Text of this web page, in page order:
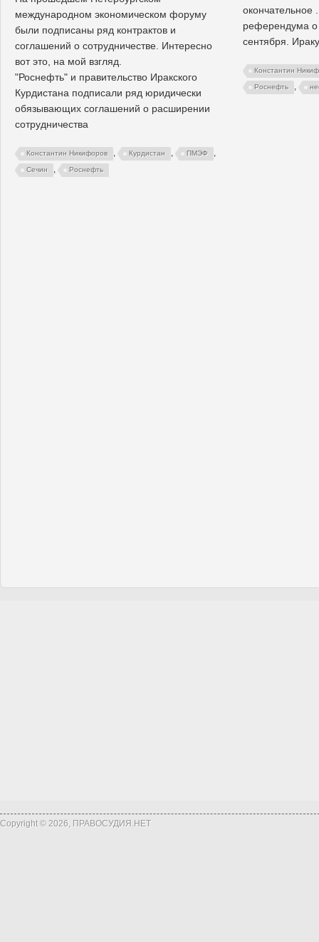
окончательное
референдума о
сентября.
Константин
Роснефть ,
международном экономическом форуму
были подписаны ряд контрактов и
соглашений о сотрудничестве. Интересно
вот это, на мой взгляд.
"Роснефть" и правительство Иракского
Курдистана подписали ряд юридически
обязывающих соглашений о расширении
сотрудничества
Константин Никифоров , Курдистан , ПМЭФ ,
Сечин , Роснефть
Copyright © 2026, ПРАВОСУДИЯ.НЕТ